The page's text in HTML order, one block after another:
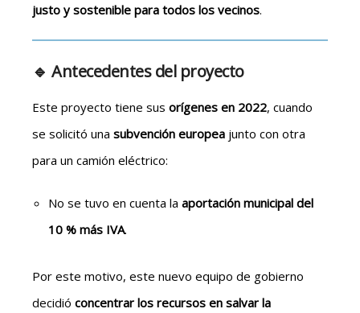
justo y sostenible para todos los vecinos.
🔹 Antecedentes del proyecto
Este proyecto tiene sus orígenes en 2022, cuando
se solicitó una subvención europea junto con otra
para un camión eléctrico:
No se tuvo en cuenta la aportación municipal del
10 % más IVA.
Por este motivo, este nuevo equipo de gobierno
decidió concentrar los recursos en salvar la